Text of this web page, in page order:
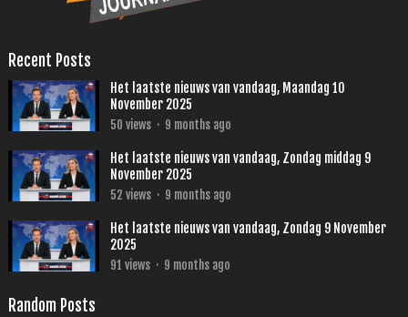
Recent Posts
Het laatste nieuws van vandaag, Maandag 10
November 2025
50 views · 9 months ago
Het laatste nieuws van vandaag, Zondag middag 9
November 2025
52 views · 9 months ago
Het laatste nieuws van vandaag, Zondag 9 November
2025
91 views · 9 months ago
Random Posts